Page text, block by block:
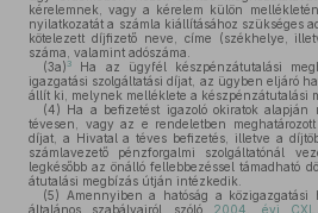
kérelemnek, vagy a kérelem külön
nyilatkozatát a számla kiállításához szükséges
kötelezett díjfizető neve, címe (székhelye,
száma, valamint adószáma.
(3a) 3
Ha az ügyfél készpénzátutalási
igazgatási szolgáltatási díjat, az ügyben eljáró
állít ki, melynek melléklete a készpénzátutalási
(4) Ha a befizetést igazoló okiratok alapján
tévesen, vagy az e rendeletben
díjat, a Hivatal a téves befizetés, illetve a
számlavezető pénzforgalmi szolgáltatónál
legkésőbb az önálló fellebbezéssel támadható
átutalási megbízás útján intézkedik.
(5) Amennyiben a hatóság a közigazgatási
általános szabályairól szóló 2004. évi